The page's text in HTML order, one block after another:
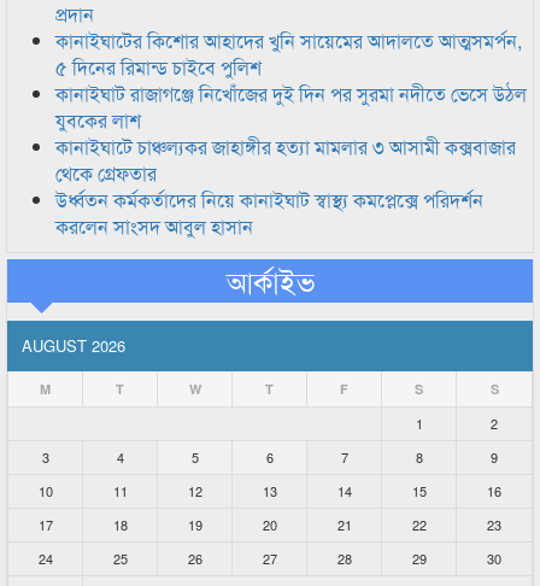
প্রদান
কানাইঘাটের কিশোর আহাদের খুনি সায়েমের আদালতে আত্মসমর্পন,
৫ দিনের রিমান্ড চাইবে পুলিশ
কানাইঘাট রাজাগঞ্জে নিখোঁজের দুই দিন পর সুরমা নদীতে ভেসে উঠল
যুবকের লাশ
কানাইঘাটে চাঞ্চল্যকর জাহাঙ্গীর হত্যা মামলার ৩ আসামী কক্সবাজার
থেকে গ্রেফতার
উর্ধ্বতন কর্মকর্তাদের নিয়ে কানাইঘাট স্বাস্থ্য কমপ্লেক্সে পরিদর্শন
করলেন সাংসদ আবুল হাসান
আর্কাইভ
AUGUST 2026
M T W T F S S
1
2
3
4 5 6 7 8
9
10
11 12 13 14 15
16
17
18 19 20 21 22
23
24
25 26 27 28 29
30